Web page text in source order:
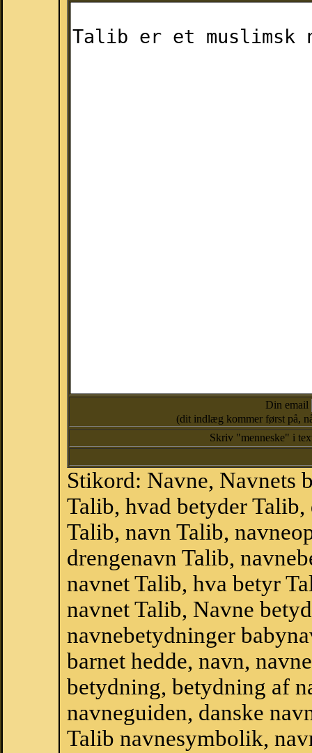
Din email
(dit indlæg kommer først på,
Skriv "menneske" i
Stikord: Navne, Navnets
Talib, hvad betyder
Talib, navn Talib,
drengenavn Talib,
navnet Talib, hva betyr
navnet Talib, Navne
navnebetydninger
barnet hedde, navn,
betydning, betydning af
navneguiden, danske
Talib navnesymbolik,